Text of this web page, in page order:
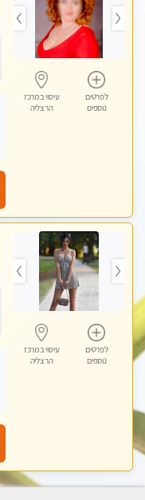
לפרטים
נוספים
עיסוי במרכז
הרצליה
לפרטים
נוספים
עיסוי במרכז
הרצליה